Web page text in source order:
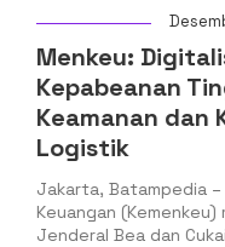
Menkeu:
Kepabeanan
Keamanan dan
Logistik
Jakarta, Batampedia
Keuangan
Jenderal Bea dan